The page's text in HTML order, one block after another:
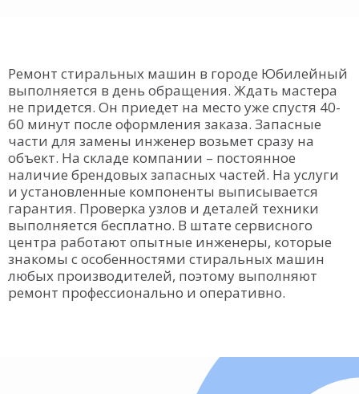
Ремонт стиральных машин в городе Юбилейный
выполняется в день обращения. Ждать мастера
не придется. Он приедет на место уже спустя 40-
60 минут после оформления заказа. Запасные
части для замены инженер возьмет сразу на
объект. На складе компании – постоянное
наличие брендовых запасных частей. На услуги
и установленные компоненты выписывается
гарантия. Проверка узлов и деталей техники
выполняется бесплатно. В штате сервисного
центра работают опытные инженеры, которые
знакомы с особенностями стиральных машин
любых производителей, поэтому выполняют
ремонт профессионально и оперативно.